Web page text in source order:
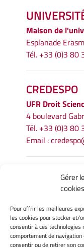
Gérer
cookies
Pour offrir les meilleures
les cookies pour stocker et/
consentir à ces
comportement de
consentir ou de retirer son
Maison de
Esplanade
Tél. +33 (0)3 80
CREDESPO
UFR Droit
4 boulevard
Tél. +33 (0)3 80
Email :
Mentions légales
Politique de
Déclaration de
Avertissement